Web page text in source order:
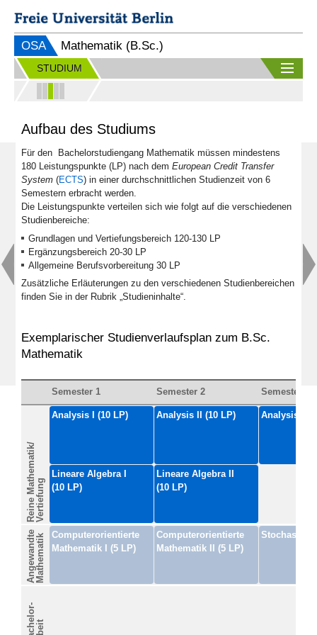
OSA Mathematik (B.Sc.)
STUDIUM
Aufbau des Studiums
Für den Bachelorstudiengang Mathematik müssen mindestens
180 Leistungspunkte (LP) nach dem European Credit Transfer
System (ECTS) in einer durchschnittlichen Studienzeit von 6
Semestern erbracht werden.
Die Leistungspunkte verteilen sich wie folgt auf die verschiedenen
Studienbereiche:
Grundlagen und Vertiefungsbereich 120-130 LP
Ergänzungsbereich 20-30 LP
Allgemeine Berufsvorbereitung 30 LP
Zusätzliche Erläuterungen zu den verschiedenen Studienbereichen
finden Sie in der Rubrik „Studieninhalte“.
Exemplarischer Studienverlaufsplan zum B.Sc.
Mathematik
Semester 1 Semester 2 Semester 3
Reine Mathematik/Vertiefung
Analysis I (10 LP) Analysis II (10 LP) Analysis III
Lineare Algebra I
(10 LP)
Lineare Algebra II
(10 LP)
AngewandteMathematik
Computerorientierte
Mathematik I (5 LP)
Computerorientierte
Mathematik II (5 LP)
Stochastik I
Bachelor-